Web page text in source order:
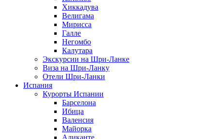
Хиккадува
Велигама
Мирисса
Галле
Негомбо
Калутара
Экскурсии на Шри-Ланке
Виза на Шри-Ланку
Отели Шри-Ланки
Испания
Курорты Испании
Барселона
Ибица
Валенсия
Майорка
Аликанте